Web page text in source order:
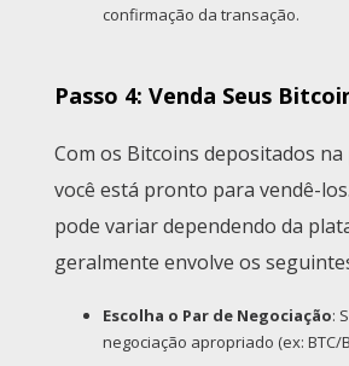
confirmação da transação.
Passo 4: Venda Seus
Com os Bitcoins depositados
você está pronto para vendê-
pode variar dependendo da
geralmente envolve os
Escolha o Par de Negociação:
negociação apropriado (ex: BTC/